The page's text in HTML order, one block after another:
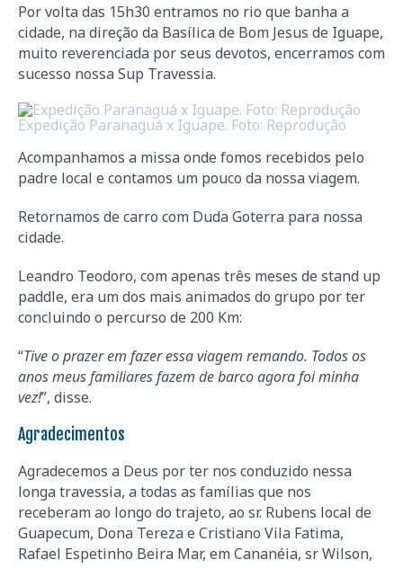
Por volta das 15h30 entramos no rio que banha a
cidade, na direção da Basílica de Bom Jesus de Iguape,
muito reverenciada por seus devotos, encerramos com
sucesso nossa Sup Travessia.
Expedição Paranaguá x Iguape. Foto: Reprodução
Acompanhamos a missa onde fomos recebidos pelo
padre local e contamos um pouco da nossa viagem.
Retornamos de carro com Duda Goterra para nossa
cidade.
Leandro Teodoro, com apenas três meses de stand up
paddle, era um dos mais animados do grupo por ter
concluindo o percurso de 200 Km:
“Tive o prazer em fazer essa viagem remando. Todos os
anos meus familiares fazem de barco agora foi minha
vez!”, disse.
Agradecimentos
Agradecemos a Deus por ter nos conduzido nessa
longa travessia, a todas as famílias que nos
receberam ao longo do trajeto, ao sr. Rubens local de
Guapecum, Dona Tereza e Cristiano Vila Fatima,
Rafael Espetinho Beira Mar, em Cananéia, sr Wilson,